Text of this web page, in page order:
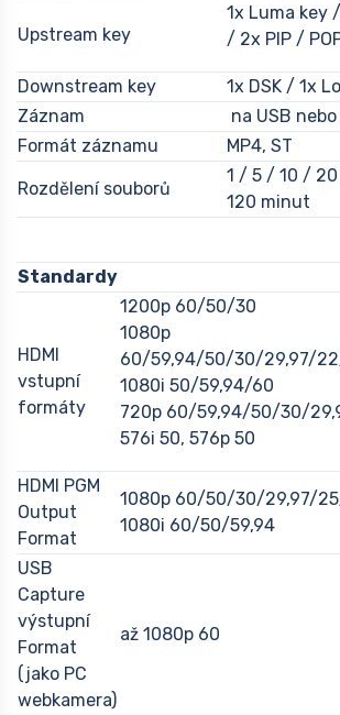
Upstream key
1x Luma key
/ 2x PIP /
Downstream key
1x DSK / 1x
Záznam
na USB
Formát záznamu
MP4, ST
Rozdělení souborů
1 / 5 / 10 /
120 minut
Standardy
HDMI
vstupní
formáty
1200p 60/50/30
1080p
60/59,94/50/30/29,97/
1080i 50/59,94/60
720p 60/59,94/50/30/
576i 50, 576p 50
HDMI PGM
Output
Format
1080p 60/50/30/29,97/
1080i 60/50/59,94
USB
Capture
výstupní
Format
(jako PC
webkamera)
až 1080p 60